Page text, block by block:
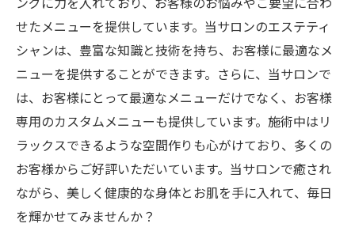
せたメニューを提供しています。当サロンのエステティ
シャンは、豊富な知識と技術を持ち、お客様に最適なメ
ニューを提供することができます。さらに、当サロンで
は、お客様にとって最適なメニューだけでなく、お客様
専用のカスタムメニューも提供しています。施術中はリ
ラックスできるような空間作りも心がけており、多くの
お客様からご好評いただいています。当サロンで癒され
ながら、美しく健康的な身体とお肌を手に入れて、毎日
を輝かせてみませんか？